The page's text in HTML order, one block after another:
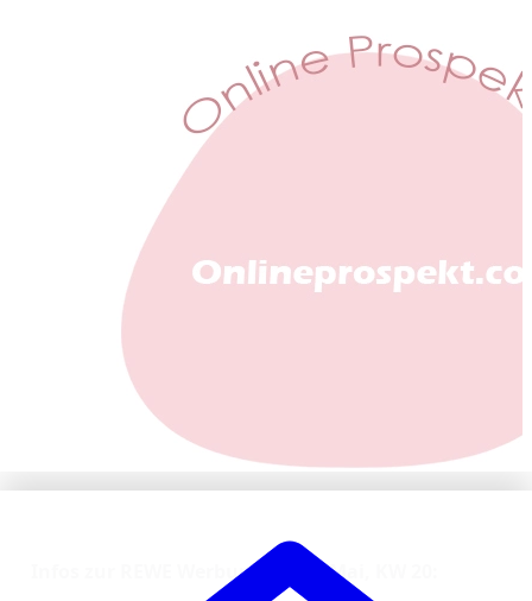
Infos zur REWE Werbung ab 12. Mai, KW 20: